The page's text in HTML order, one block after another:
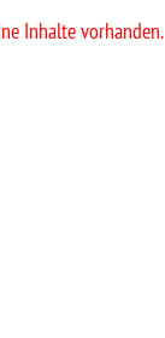
Inhalte vorhanden.